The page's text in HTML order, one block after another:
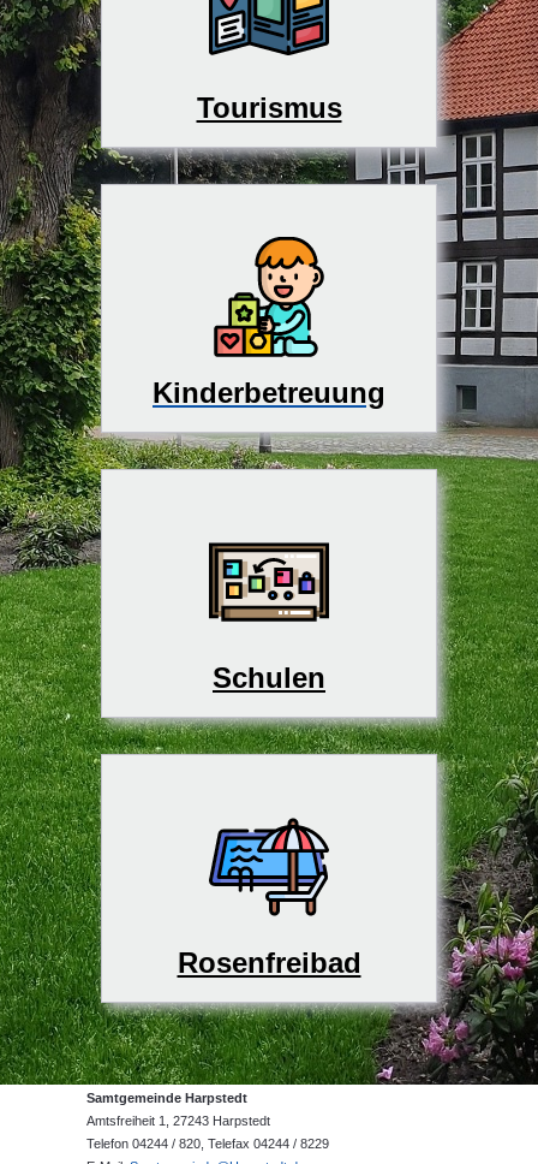
Tourismus
Kinderbetreuung
Schulen
Rosenfreibad
Samtgemeinde Harpstedt
Amtsfreiheit 1, 27243 Harpstedt
Telefon 04244 / 820, Telefax 04244 / 8229